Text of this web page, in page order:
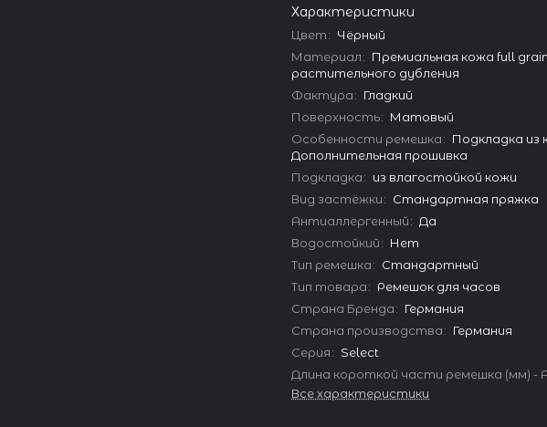
Характеристики
Цвет: Чёрный
Материал: Премиальная кожа full grain
растительного дубления
Фактура: Гладкий
Поверхность: Матовый
Особенности ремешка: Подкладка из
Дополнительная прошивка
Подкладка: из влагостойкой кожи
Вид застёжки: Стандартная пряжка
Антиаллергенный: Да
Водостойкий: Нет
Тип ремешка: Стандартный
Тип товара: Ремешок для часов
Страна Бренда: Германия
Страна производства: Германия
Серия: Select
Длина короткой части ремешка (мм) -
Все характеристики